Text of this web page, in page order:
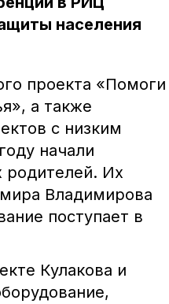
населения
проекта «Помоги
а также
с низким
начали
Их
Владимирова
поступает в
Кулакова и